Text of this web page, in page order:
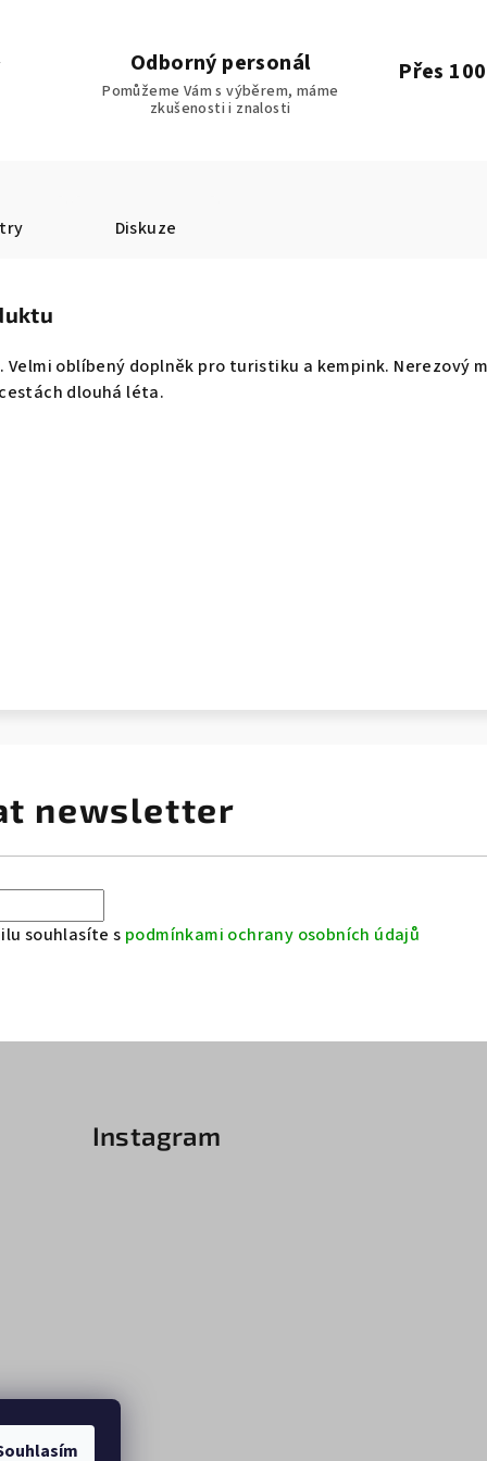
Odborný personál
Pomůžeme Vám s výběrem, máme
zkušenosti i znalosti
Přes
Diskuze
Velmi oblíbený doplněk pro turistiku a kempink.
dlouhá léta.
newsletter
souhlasíte s podmínkami ochrany osobních údajů
Instagram